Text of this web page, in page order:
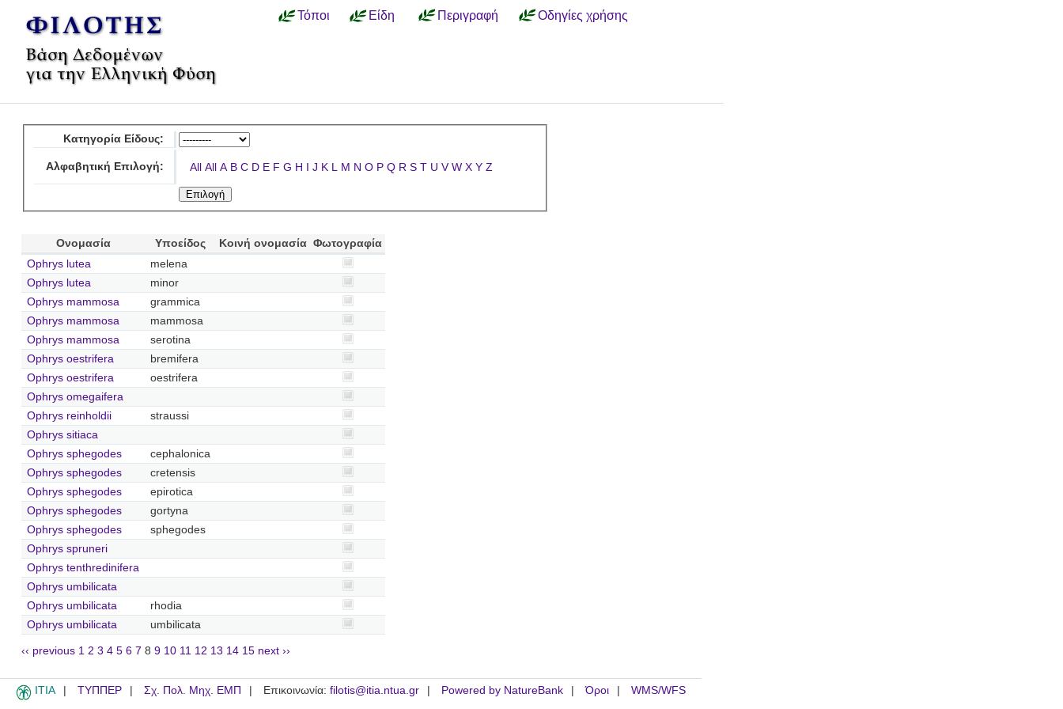
Τόποι Είδη Περιγραφή Οδηγίες χρήσης
Κατηγορία Είδους:
Αλφαβητική Επιλογή: All All A B C D E F G H I J K L M N O P Q R S T U V W X Y Z
Ονομασία Υποείδος Κοινή ονομασία Φωτογραφία
Ophrys lutea
melena
Ophrys lutea
minor
Ophrys mammosa
grammica
Ophrys mammosa
mammosa
Ophrys mammosa
serotina
Ophrys oestrifera
bremifera
Ophrys oestrifera
oestrifera
Ophrys omegaifera
Ophrys reinholdii
straussi
Ophrys sitiaca
Ophrys sphegodes
cephalonica
Ophrys sphegodes
cretensis
Ophrys sphegodes
epirotica
Ophrys sphegodes
gortyna
Ophrys sphegodes
sphegodes
Ophrys spruneri
Ophrys tenthredinifera
Ophrys umbilicata
Ophrys umbilicata
rhodia
Ophrys umbilicata
umbilicata
‹‹ previous 1 2 3 4 5 6 7 8 9 10 11 12 13 14 15 next ››
ITIA ΤΥΠΠΕΡ Σχ. Πολ. Μηχ. ΕΜΠ Επικοινωνία: filotis@itia.ntua.gr Powered by NatureBank Όροι WMS/WFS